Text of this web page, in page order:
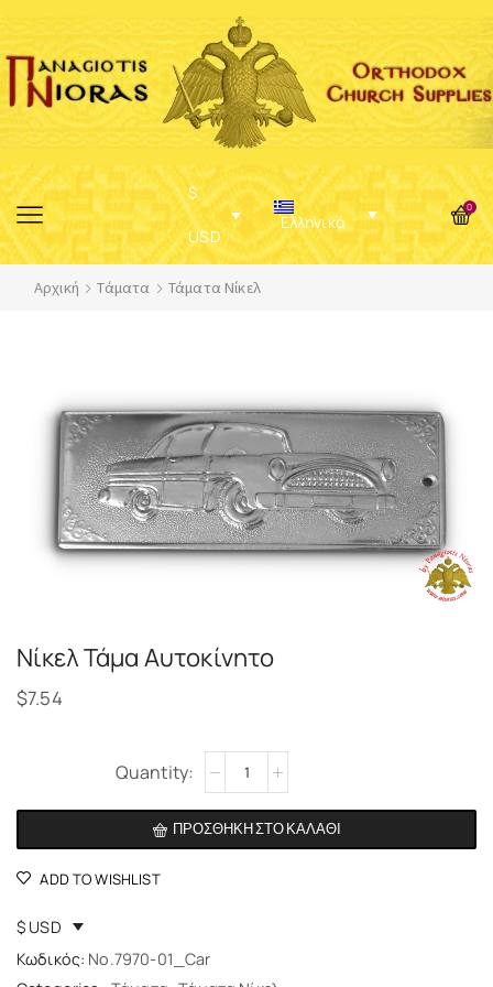
$
USD
Ελληνικά
0
Αρχική Τάματα Τάματα Νίκελ
Νίκελ Τάμα Αυτοκίνητο
$7.54
ΠΡΟΣΘΉΚΗ ΣΤΟ ΚΑΛΆΘΙ
Alternative:
ADD TO WISHLIST
$ USD
Κωδικός: No.7970-01_Car